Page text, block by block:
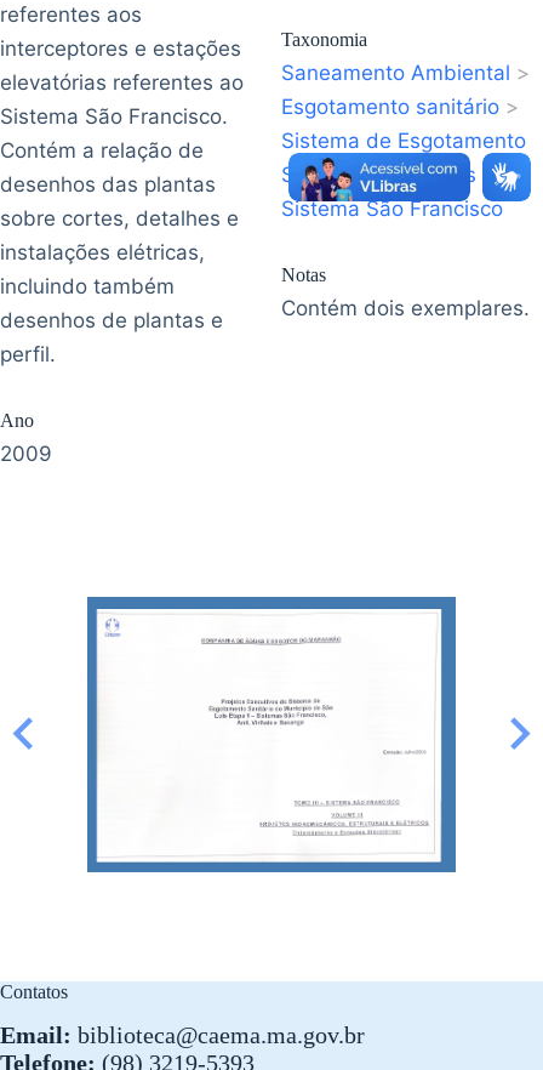
referentes aos
interceptores e estações
elevatórias referentes ao
Sistema São Francisco.
Contém a relação de
desenhos das plantas
sobre cortes, detalhes e
instalações elétricas,
incluindo também
desenhos de plantas e
perfil.
Ano
2009
Taxonomia
Saneamento Ambiental >
Esgotamento sanitário >
Sistema de Esgotamento
Sanitário>São Luís >
Sistema São Francisco
Notas
Contém dois exemplares.
Contatos
Email: biblioteca@caema.ma.gov.br
Telefone: (98) 3219-5393